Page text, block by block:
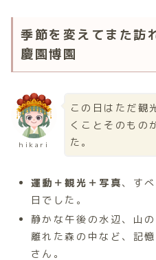
季節を変えてまた訪
慶園博園
hikari
この日はただ観
くことそのもの
た。
運動＋観光＋写真、す
日でした。
静かな午後の水辺、山
離れた森の中など、記
さん。